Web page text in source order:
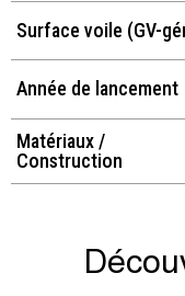
Surface voile (GV-
Année de lancement
Matériaux /
Construction